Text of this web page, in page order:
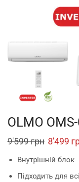
OLMO
9'599грн Original
price
8'499
Внутрішній блок
Підходить для